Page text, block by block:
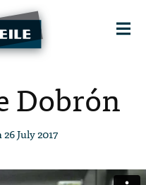
Dobrón
26 July 2017